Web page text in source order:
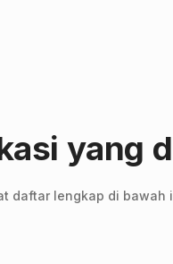
yang
daftar lengkap di bawah